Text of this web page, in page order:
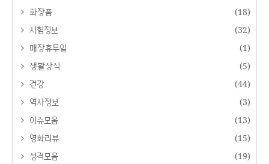
화장품
(18)
시험정보
(32)
매장휴무일
(1)
생활상식
(5)
건강
(44)
역사정보
(3)
이슈모음
(13)
영화리뷰
(15)
성격모음
(19)